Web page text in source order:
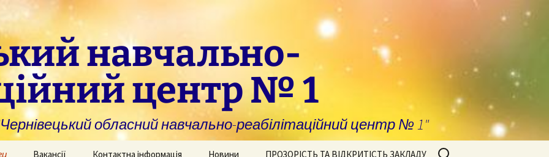
навчально-
центр № 1
обласний навчально-реабілітаційний центр № 1"
Вакансії Контактна інформація Новини ПРОЗОРІСТЬ ТА ВІДКРИТІСТЬ ЗАКЛАДУ
Пошук: